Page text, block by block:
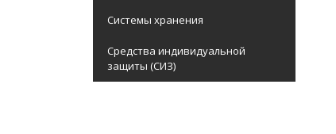
Системы хранения
Средства индивидуальной
защиты (СИЗ)